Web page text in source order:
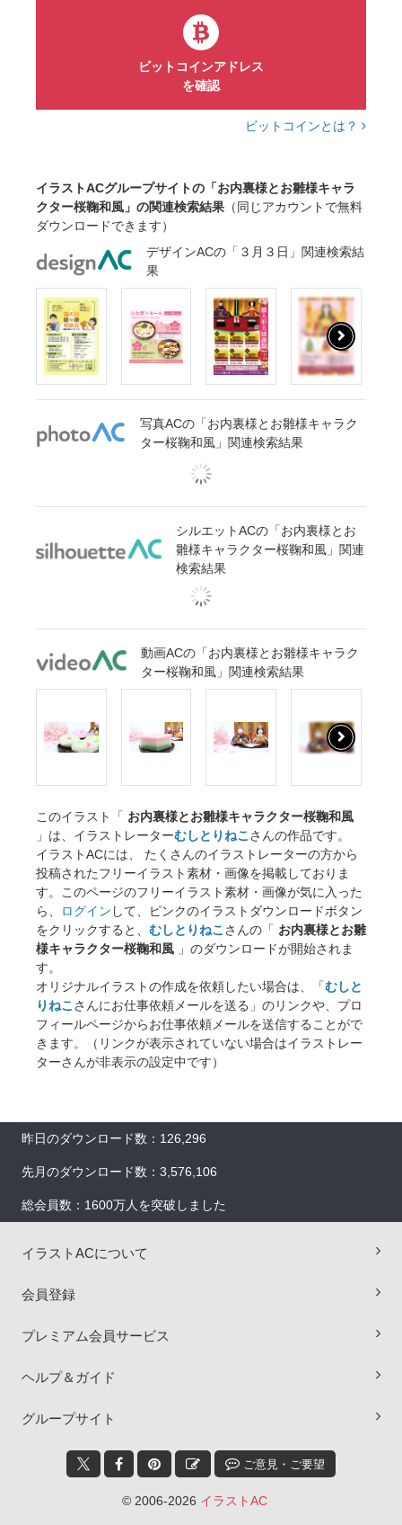
ビットコインアドレス
を確認
ビットコインとは？
イラストACグループサイトの「お内裏様とお雛様キャラ
クター桜鞠和風」の関連検索結果 （同じアカウントで無料
ダウンロードできます）
デザインACの「３月３日」関連検索結
果
写真ACの「お内裏様とお雛様キャラク
ター桜鞠和風」関連検索結果
シルエットACの「お内裏様とお
雛様キャラクター桜鞠和風」関連
検索結果
動画ACの「お内裏様とお雛様キャラク
ター桜鞠和風」関連検索結果
このイラスト「 お内裏様とお雛様キャラクター桜鞠和風
」は、イラストレーターむしとりねこ さんの作品です。
イラストACには、 たくさんのイラストレーターの方から
投稿されたフリーイラスト素材・画像を掲載しておりま
す。このページのフリーイラスト素材・画像が気に入った
ら、
ログイン して、ピンクのイラストダウンロードボタン
をクリックすると、 むしとりねこ さんの「 お内裏様とお雛
様キャラクター桜鞠和風 」のダウンロードが開始されま
す。
オリジナルイラストの作成を依頼したい場合は、「むしと
りねこ さんにお仕事依頼メールを送る」のリンクや、プロ
フィールページからお仕事依頼メールを送信することがで
きます。（リンクが表示されていない場合はイラストレー
ターさんが非表示の設定中です）
昨日のダウンロード数：126,296
先月のダウンロード数：3,576,106
総会員数：1600万人を突破しました
イラストACについて
会員登録
プレミアム会員サービス
ヘルプ＆ガイド
グループサイト
ご意見・ご要望
© 2006-2026 イラストAC